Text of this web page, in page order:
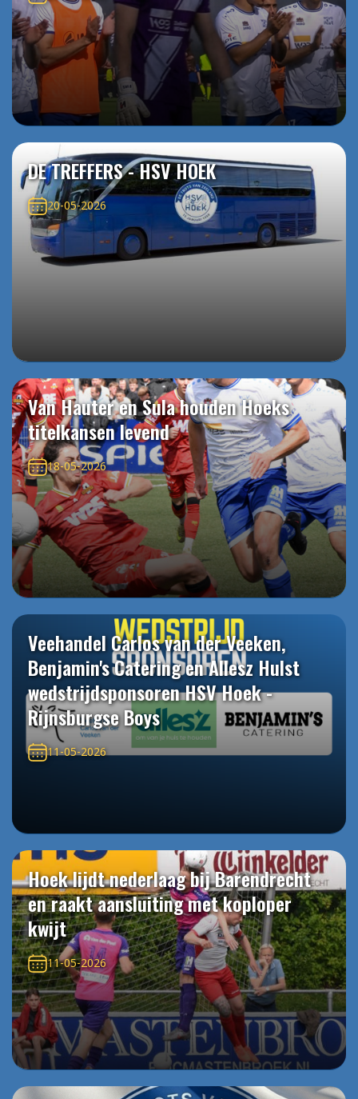
DE TREFFERS - HSV HOEK
20-05-2026
Van Hauter en Sula houden Hoeks
titelkansen levend
18-05-2026
Veehandel Carlos van der Veeken,
Benjamin's Catering en Allesz Hulst
wedstrijdsponsoren HSV Hoek -
Rijnsburgse Boys
11-05-2026
Hoek lijdt nederlaag bij Barendrecht
en raakt aansluiting met koploper
kwijt
11-05-2026